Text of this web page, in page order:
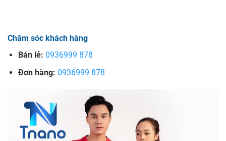
Chăm sóc khách hàng
Bán lẻ: 0936999 878
Đơn hàng: 0936999 878